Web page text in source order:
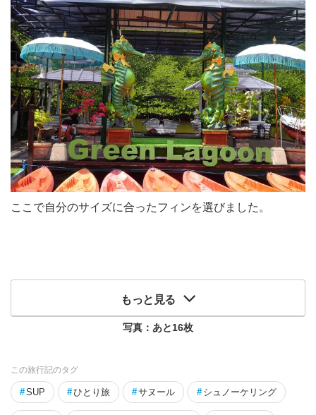
ここで自分のサイズに合ったフィンを選びました。
もっと見る
写真：あと16枚
この旅行記のタグ
#SUP #ひとり旅 #サヌール # シュノーケリング